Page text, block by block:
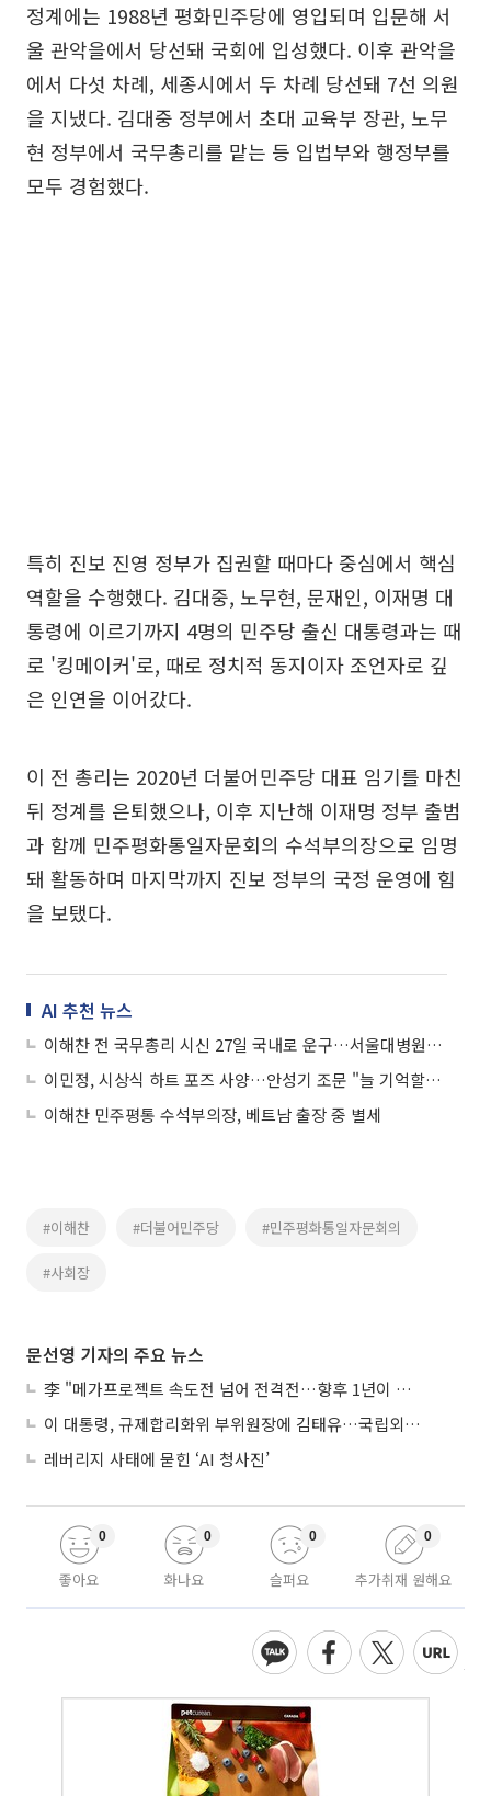
정계에는 1988년 평화민주당에 영입되며 입문해 서
울 관악을에서 당선돼 국회에 입성했다. 이후 관악을
에서 다섯 차례, 세종시에서 두 차례 당선돼 7선 의원
을 지냈다. 김대중 정부에서 초대 교육부 장관, 노무
현 정부에서 국무총리를 맡는 등 입법부와 행정부를
모두 경험했다.
특히 진보 진영 정부가 집권할 때마다 중심에서 핵심
역할을 수행했다. 김대중, 노무현, 문재인, 이재명 대
통령에 이르기까지 4명의 민주당 출신 대통령과는 때
로 '킹메이커'로, 때로 정치적 동지이자 조언자로 깊
은 인연을 이어갔다.
이 전 총리는 2020년 더불어민주당 대표 임기를 마친
뒤 정계를 은퇴했으나, 이후 지난해 이재명 정부 출범
과 함께 민주평화통일자문회의 수석부의장으로 임명
돼 활동하며 마지막까지 진보 정부의 국정 운영에 힘
을 보탰다.
AI 추천 뉴스
이해찬 전 국무총리 시신 27일 국내로 운구…서울대병원에 빈소 마련
이민정, 시상식 하트 포즈 사양…안성기 조문 "늘 기억할게요"
이해찬 민주평통 수석부의장, 베트남 출장 중 별세
#이해찬 #더불어민주당 #민주평화통일자문회의
#사회장
문선영 기자의 주요 뉴스
李 "메가프로젝트 속도전 넘어 전격전…향후 1년이 골든타임"
이 대통령, 규제합리화위 부위원장에 김태유…국립외교원장 김흥규
레버리지 사태에 묻힌 ‘AI 청사진’
좋아요
0
화나요
0
슬퍼요
0
추가취재 원해요
0